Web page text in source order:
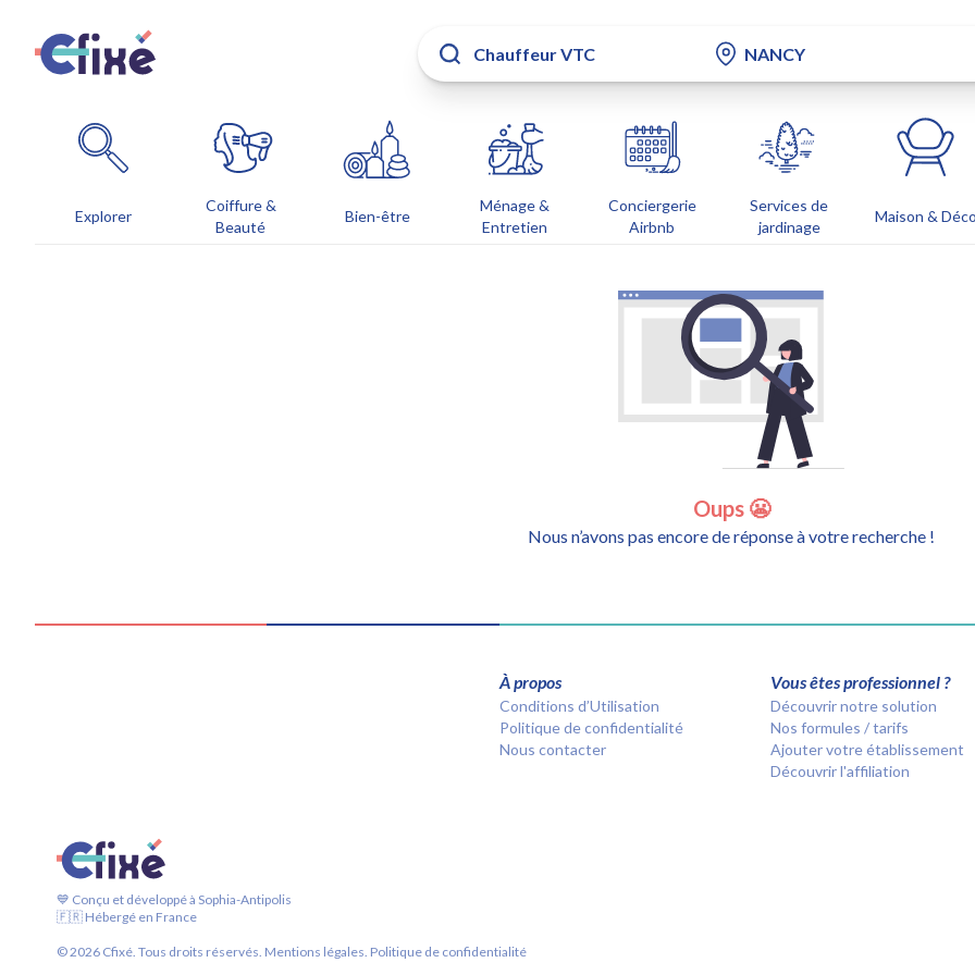
Explorer
Coiffure &
Beauté
Bien-être
Ménage &
Entretien
Conciergerie
Airbnb
Services de
jardinage
Maison & Déco
Oups 😬
Nous n’avons pas encore de réponse à votre recherche !
À propos
Conditions d’Utilisation
Politique de confidentialité
Nous contacter
Vous êtes professionnel ?
Découvrir notre solution
Nos formules / tarifs
Ajouter votre établissement
Découvrir l'affiliation
💙 Conçu et développé à Sophia-Antipolis
🇫🇷 Hébergé en France
©2026 Cfixé. Tous droits réservés. Mentions légales. Politique de confidentialité